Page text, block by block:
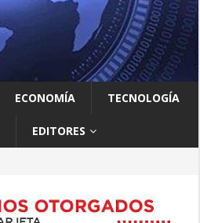
ECONOMÍA TECNOLOGÍA
EDITORES